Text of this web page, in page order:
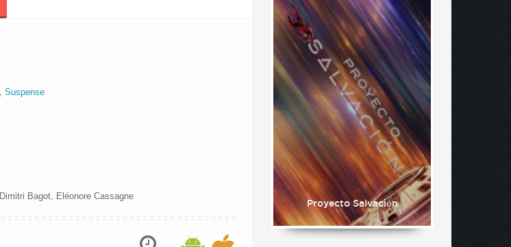
Suspense
Bagot, Eléonore Cassagne
Proyecto Salvación